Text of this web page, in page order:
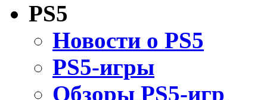
PS5
Новости о PS5
PS5-игры
Обзоры PS5-игр